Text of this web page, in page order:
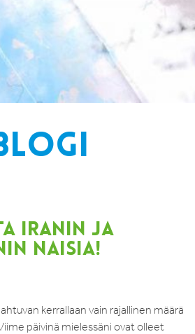
IRANIN JA
NAISIA!
kerrallaan vain rajallinen määrä
päivinä mielessäni ovat olleet